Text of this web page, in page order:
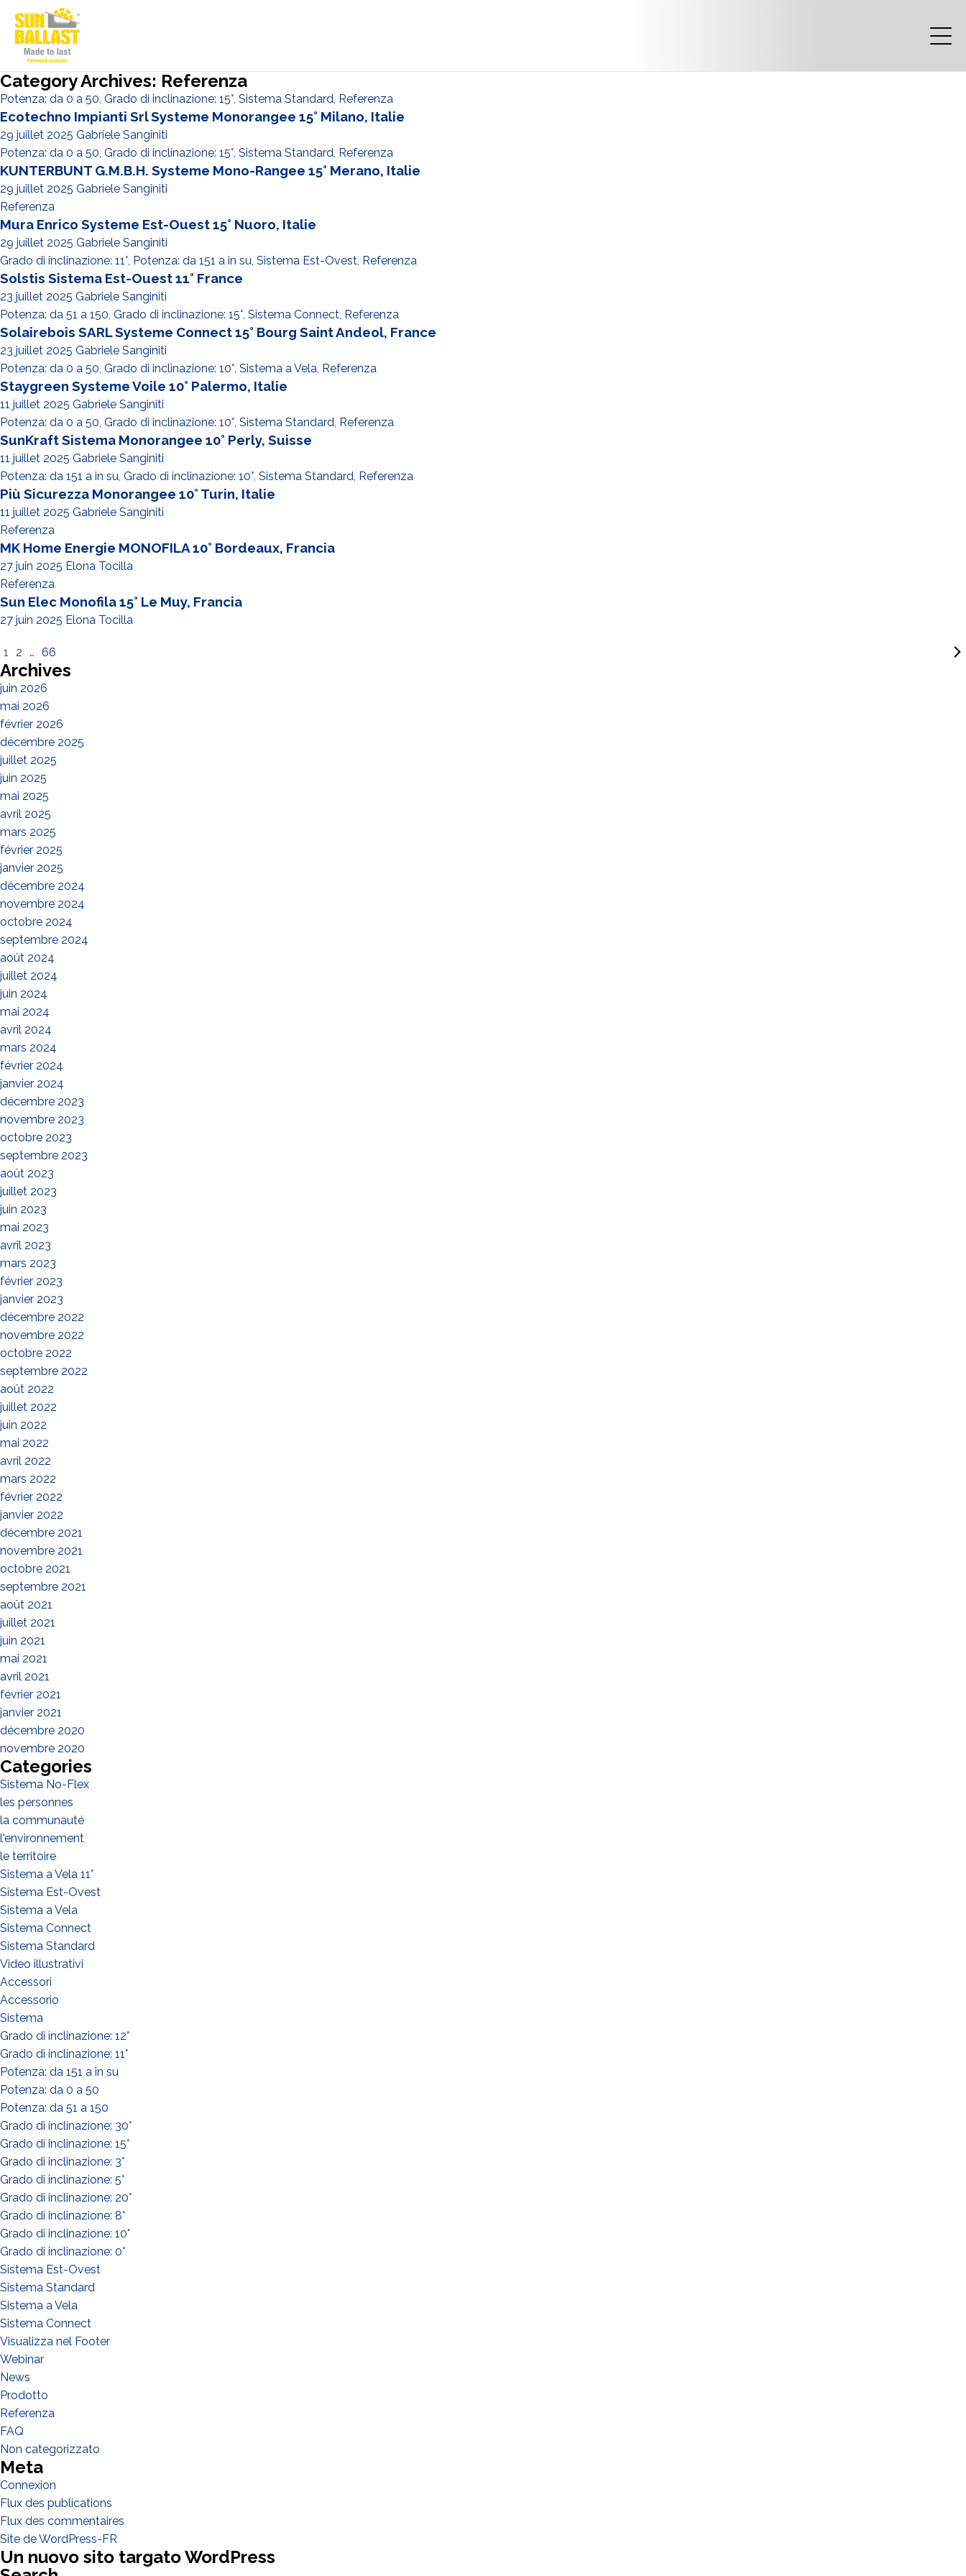
Category Archives: Referenza
Potenza: da 0 a 50, Grado di inclinazione: 15°, Sistema Standard, Referenza
Ecotechno Impianti Srl Systeme Monorangee 15° Milano, Italie
29 juillet 2025 Gabriele Sanginiti
Potenza: da 0 a 50, Grado di inclinazione: 15°, Sistema Standard, Referenza
KUNTERBUNT G.M.B.H. Systeme Mono-Rangee 15° Merano, Italie
29 juillet 2025 Gabriele Sanginiti
Referenza
Mura Enrico Systeme Est-Ouest 15° Nuoro, Italie
29 juillet 2025 Gabriele Sanginiti
Grado di inclinazione: 11°, Potenza: da 151 a in su, Sistema Est-Ovest, Referenza
Solstis Sistema Est-Ouest 11° France
23 juillet 2025 Gabriele Sanginiti
Potenza: da 51 a 150, Grado di inclinazione: 15°, Sistema Connect, Referenza
Solairebois SARL Systeme Connect 15° Bourg Saint Andeol, France
23 juillet 2025 Gabriele Sanginiti
Potenza: da 0 a 50, Grado di inclinazione: 10°, Sistema a Vela, Referenza
Staygreen Systeme Voile 10° Palermo, Italie
11 juillet 2025 Gabriele Sanginiti
Potenza: da 0 a 50, Grado di inclinazione: 10°, Sistema Standard, Referenza
SunKraft Sistema Monorangee 10° Perly, Suisse
11 juillet 2025 Gabriele Sanginiti
Potenza: da 151 a in su, Grado di inclinazione: 10°, Sistema Standard, Referenza
Più Sicurezza Monorangee 10° Turin, Italie
11 juillet 2025 Gabriele Sanginiti
Referenza
MK Home Energie MONOFILA 10° Bordeaux, Francia
27 juin 2025 Elona Tocilla
Referenza
Sun Elec Monofila 15° Le Muy, Francia
27 juin 2025 Elona Tocilla
1 2 … 66
Archives
juin 2026
mai 2026
février 2026
décembre 2025
juillet 2025
juin 2025
mai 2025
avril 2025
mars 2025
février 2025
janvier 2025
décembre 2024
novembre 2024
octobre 2024
septembre 2024
août 2024
juillet 2024
juin 2024
mai 2024
avril 2024
mars 2024
février 2024
janvier 2024
décembre 2023
novembre 2023
octobre 2023
septembre 2023
août 2023
juillet 2023
juin 2023
mai 2023
avril 2023
mars 2023
février 2023
janvier 2023
décembre 2022
novembre 2022
octobre 2022
septembre 2022
août 2022
juillet 2022
juin 2022
mai 2022
avril 2022
mars 2022
février 2022
janvier 2022
décembre 2021
novembre 2021
octobre 2021
septembre 2021
août 2021
juillet 2021
juin 2021
mai 2021
avril 2021
février 2021
janvier 2021
décembre 2020
novembre 2020
Categories
Sistema No-Flex
les personnes
la communauté
l'environnement
le territoire
Sistema a Vela 11°
Sistema Est-Ovest
Sistema a Vela
Sistema Connect
Sistema Standard
Video illustrativi
Accessori
Accessorio
Sistema
Grado di inclinazione: 12°
Grado di inclinazione: 11°
Potenza: da 151 a in su
Potenza: da 0 a 50
Potenza: da 51 a 150
Grado di inclinazione: 30°
Grado di inclinazione: 15°
Grado di inclinazione: 3°
Grado di inclinazione: 5°
Grado di inclinazione: 20°
Grado di inclinazione: 8°
Grado di inclinazione: 10°
Grado di inclinazione: 0°
Sistema Est-Ovest
Sistema Standard
Sistema a Vela
Sistema Connect
Visualizza nel Footer
Webinar
News
Prodotto
Referenza
FAQ
Non categorizzato
Meta
Connexion
Flux des publications
Flux des commentaires
Site de WordPress-FR
Un nuovo sito targato WordPress